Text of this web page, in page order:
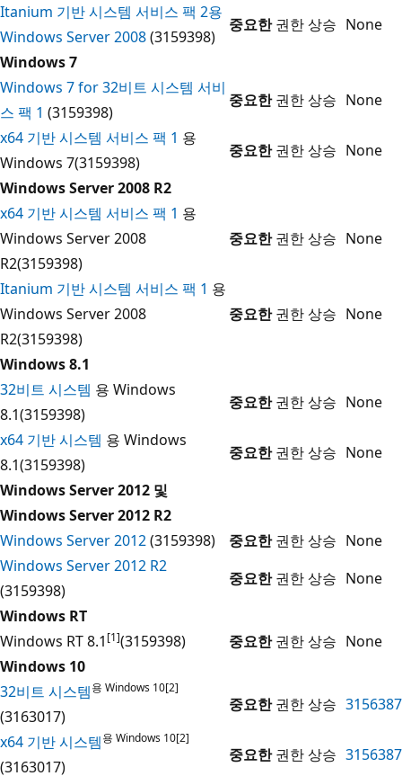
Itanium 기반 시스템 서비스 팩 2용
Windows Server 2008(3159398)
중요한권한 상승 None
Windows 7
Windows 7 for 32비트 시스템 서비
스 팩 1 (3159398)
중요한권한 상승 None
x64 기반 시스템 서비스 팩 1 용
Windows 7(3159398)
중요한권한 상승 None
Windows Server 2008 R2
x64 기반 시스템 서비스 팩 1 용
Windows Server 2008
R2(3159398)
중요한권한 상승 None
Itanium 기반 시스템 서비스 팩 1 용
Windows Server 2008
R2(3159398)
중요한권한 상승 None
Windows 8.1
32비트 시스템 용 Windows
8.1(3159398)
중요한권한 상승 None
x64 기반 시스템 용 Windows
8.1(3159398)
중요한권한 상승 None
Windows Server 2012 및
Windows Server 2012 R2
Windows Server 2012(3159398) 중요한권한 상승 None
Windows Server 2012 R2
(3159398)
중요한권한 상승 None
Windows RT
Windows RT 8.1 [1](3159398) 중요한권한 상승 None
Windows 10
32비트 시스템용 Windows 10[2]
(3163017)
중요한권한 상승 3156387
x64 기반 시스템용 Windows 10[2]
(3163017)
중요한권한 상승 3156387